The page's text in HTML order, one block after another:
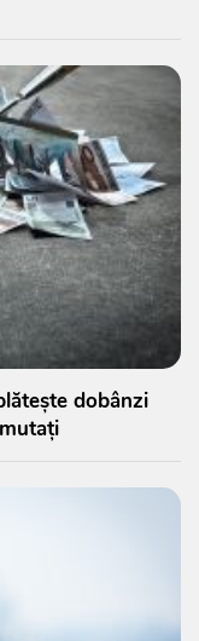
dobânzi